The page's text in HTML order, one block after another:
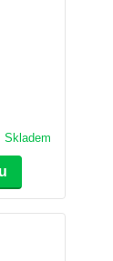
Skladem